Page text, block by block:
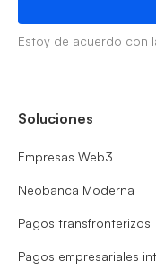
Estoy de acuerdo con
Soluciones
Empresas Web3
Neobanca Moderna
Pagos transfronterizos
Pagos empresariales